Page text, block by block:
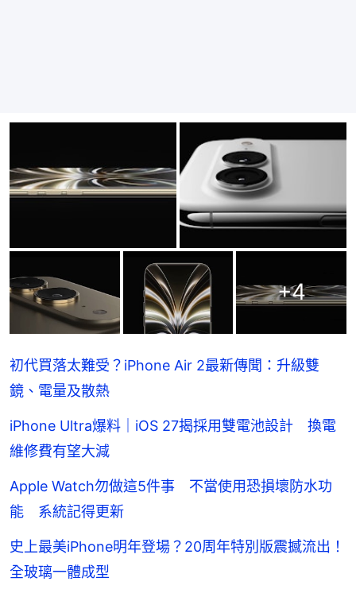
+4
初代買落太難受？iPhone Air 2最新傳聞：升級雙
鏡、電量及散熱
iPhone Ultra爆料｜iOS 27揭採用雙電池設計 換電
維修費有望大減
Apple Watch勿做這5件事 不當使用恐損壞防水功
能 系統記得更新
史上最美iPhone明年登場？20周年特別版震撼流出！
全玻璃一體成型